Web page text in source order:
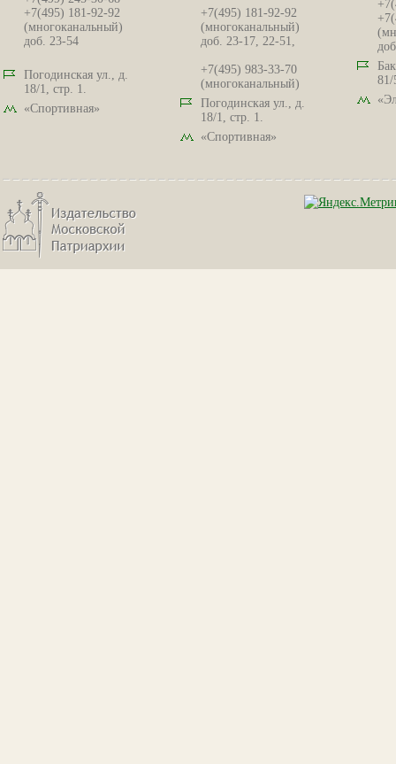
+7(495) 181-92-92
(многоканальный)
доб. 23-54
Погодинская ул., д.
18/1, стр. 1.
«Спортивная»
+7(495) 181-92-92
(многоканальный)
доб. 23-17, 22-51,
+7(495) 983-33-70
(многоканальный)
Погодинская ул., д.
18/1, стр. 1.
«Спортивная»
81/